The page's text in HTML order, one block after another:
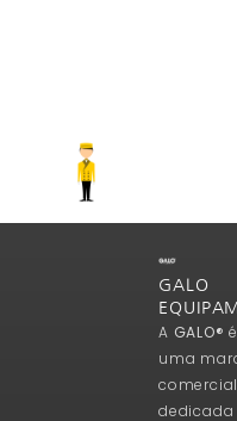
GALO
A GALO® é
uma
comercial
dedicada